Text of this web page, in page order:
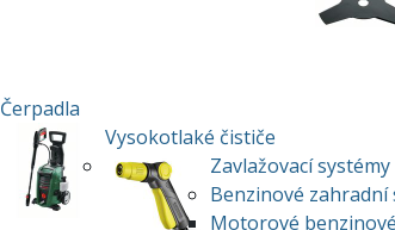
Čerpadla
Vysokotlaké čističe
Zavlažovací systémy
Benzinové zahradní
Motorové